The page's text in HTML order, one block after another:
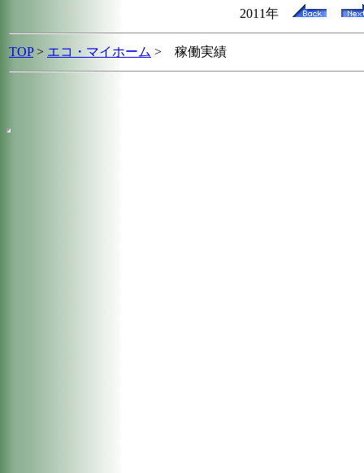
2011年
TOP> エコ・マイホーム > 稼働実績